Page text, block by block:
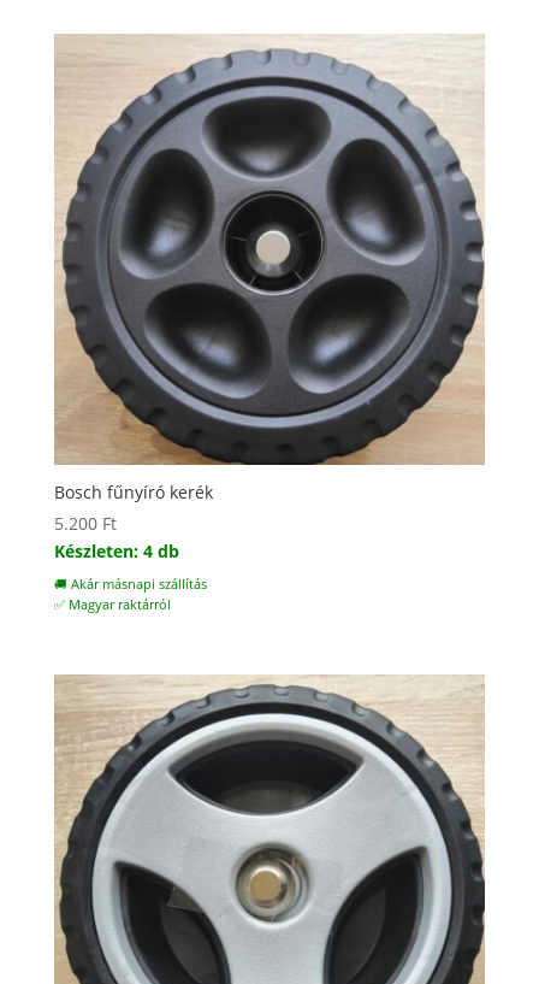
Bosch fűnyíró kerék
5.200 Ft
Készleten: 4 db
🚚 Akár másnapi szállítás
✅ Magyar raktárról